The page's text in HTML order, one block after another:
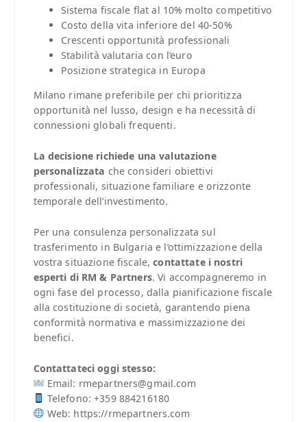
Sistema fiscale flat al 10% molto competitivo
Costo della vita inferiore del 40-50%
Crescenti opportunità professionali
Stabilità valutaria con l’euro
Posizione strategica in Europa
Milano rimane preferibile per chi prioritizza
opportunità nel lusso, design e ha necessità di
connessioni globali frequenti.
La decisione richiede una valutazione
personalizzata che consideri obiettivi
professionali, situazione familiare e orizzonte
temporale dell’investimento.
Per una consulenza personalizzata sul
trasferimento in Bulgaria e l’ottimizzazione della
vostra situazione fiscale,contattate i nostri
esperti di RM & Partners. Vi accompagneremo in
ogni fase del processo, dalla pianificazione fiscale
alla costituzione di società, garantendo piena
conformità normativa e massimizzazione dei
benefici.
Contattateci oggi stesso:
Email: rmepartners@gmail.com
Telefono: +359 884216180
Web: https://rmepartners.com